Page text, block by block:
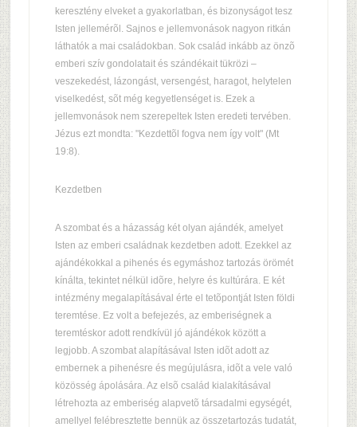
keresztény elveket a gyakorlatban, és bizonyságot tesz
Isten jellemérõl. Sajnos e jellemvonások nagyon ritkán
láthatók a mai családokban. Sok család inkább az önzõ
emberi szív gondolatait és szándékait tükrözi –
veszekedést, lázongást, versengést, haragot, helytelen
viselkedést, sõt még kegyetlenséget is. Ezek a
jellemvonások nem szerepeltek Isten eredeti tervében.
Jézus ezt mondta: "Kezdettõl fogva nem így volt" (Mt
19:8).
Kezdetben
A szombat és a házasság két olyan ajándék, amelyet
Isten az emberi családnak kezdetben adott. Ezekkel az
ajándékokkal a pihenés és egymáshoz tartozás örömét
kínálta, tekintet nélkül idõre, helyre és kultúrára. E két
intézmény megalapításával érte el tetõpontját Isten földi
teremtése. Ez volt a befejezés, az emberiségnek a
teremtéskor adott rendkívül jó ajándékok között a
legjobb. A szombat alapításával Isten idõt adott az
embernek a pihenésre és megújulásra, idõt a vele való
közösség ápolására. Az elsõ család kialakításával
létrehozta az emberiség alapvetõ társadalmi egységét,
amellyel felébresztette bennük az összetartozás tudatát,